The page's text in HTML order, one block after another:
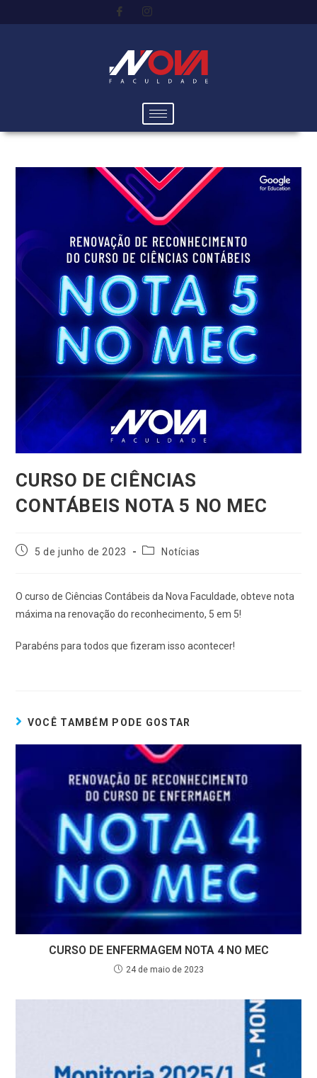
CURSO DE CIÊNCIAS
CONTÁBEIS NOTA 5 NO MEC
5 de junho de 2023 Notícias
O curso de Ciências Contábeis da Nova Faculdade, obteve nota
máxima na renovação do reconhecimento, 5 em 5!
Parabéns para todos que fizeram isso acontecer!
VOCÊ TAMBÉM PODE GOSTAR
CURSO DE ENFERMAGEM NOTA 4 NO MEC
24 de maio de 2023